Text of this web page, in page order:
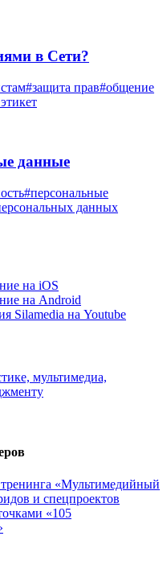
в Сети?
#защита прав#общение
данные
#персональные
данных
на iOS
на Android
Silamedia на Youtube
мультимедиа,
«Мультимедийный
и спецпроектов
«105